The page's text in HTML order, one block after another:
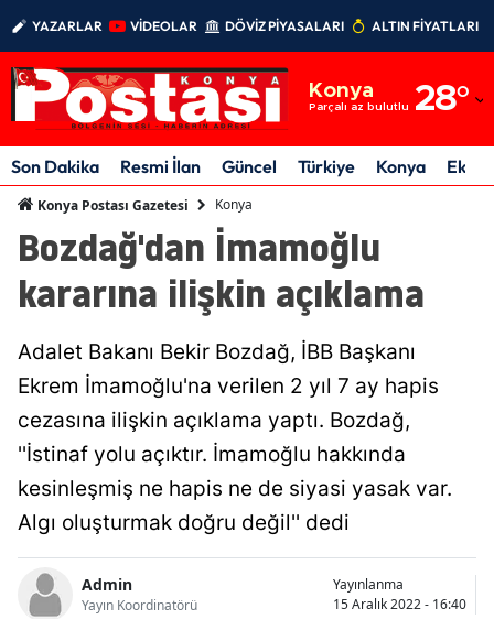
YAZARLAR VİDEOLAR DÖVİZ PİYASALARI ALTIN FİYATLARI
Konya
Parçalı az bulutlu 28°
Adıyaman
Afyonkarahisar
Amasya
Ankara
Artvin
Aydın
Bilecik
Bingöl
Bitlis
Son Dakika Resmi İlan Güncel Türkiye Konya
Konya Postası Gazetesi Konya
Bozdağ'dan İmamoğlu
kararına ilişkin açıklama
Adalet Bakanı Bekir Bozdağ, İBB Başkanı
Ekrem İmamoğlu'na verilen 2 yıl 7 ay hapis
cezasına ilişkin açıklama yaptı. Bozdağ,
''İstinaf yolu açıktır. İmamoğlu hakkında
kesinleşmiş ne hapis ne de siyasi yasak var.
Algı oluşturmak doğru değil'' dedi
Admin
Yayın Koordinatörü
Yayınlanma
15 Aralık 2022 - 16:40